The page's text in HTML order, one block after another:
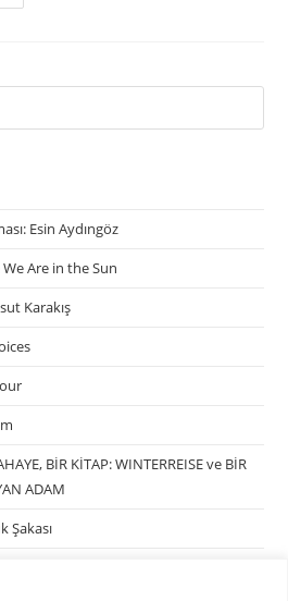
Esin Aydıngöz
Are in the Sun
Karakış
BİR KİTAP: WINTERREISE ve BİR
ADAM
Şakası